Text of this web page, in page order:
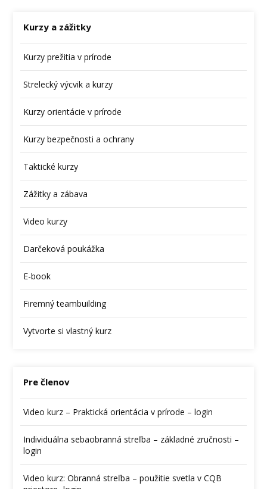
Kurzy a zážitky
Kurzy prežitia v prírode
Strelecký výcvik a kurzy
Kurzy orientácie v prírode
Kurzy bezpečnosti a ochrany
Taktické kurzy
Zážitky a zábava
Video kurzy
Darčeková poukážka
E-book
Firemný teambuilding
Vytvorte si vlastný kurz
Pre členov
Video kurz – Praktická orientácia v prírode – login
Individuálna sebaobranná streľba – základné zručnosti –
login
Video kurz: Obranná streľba – použitie svetla v CQB